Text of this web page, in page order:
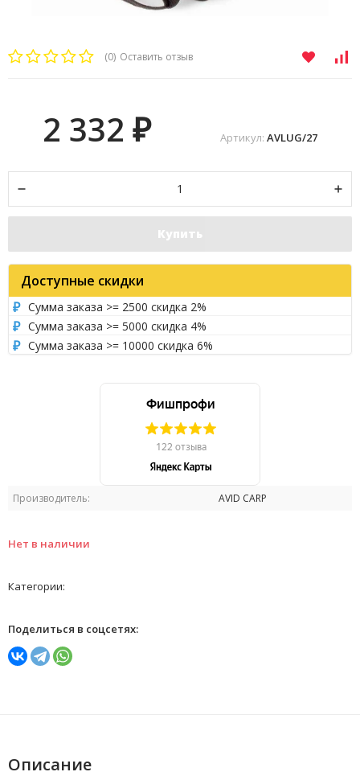
(0) Оставить отзыв
Производитель: AVID CARP
Нет в наличии
Артикул:AVLUG/27
2 332 ₽
Купить
Доступные скидки
Сумма заказа >= 2500 скидка 2%
Сумма заказа >= 5000 скидка 4%
Сумма заказа >= 10000 скидка 6%
Категории:
Поделиться в соцсетях:
Описание